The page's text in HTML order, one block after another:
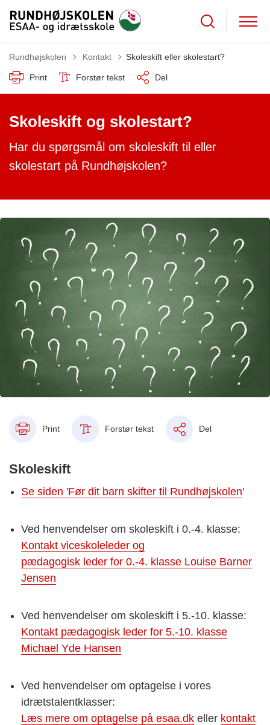
Rundhøjskolen Tilbage til
Kontakt Skoleskift eller skolestart?
Print Forstør tekst Del
Skoleskift og skolestart?
Har du spørgsmål om skoleskift til eller
skolestart på Rundhøjskolen?
Print Forstør tekst Del
Skoleskift
Se siden 'Før dit barn skifter til Rundhøjskolen'
Ved henvendelser om skoleskift i 0.-4. klasse:
Kontakt viceskoleleder og
pædagogisk leder for 0.-4. klasse Louise Barner
Jensen
Ved henvendelser om skoleskift i 5.-10. klasse:
Kontakt pædagogisk leder for 5.-10. klasse
Michael Yde Hansen
Ved henvendelser om optagelse i vores
idrætstalentklasser:
Læs mere om optagelse på esaa.dk eller kontakt